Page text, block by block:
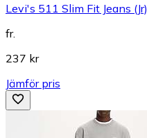
Levi's 511 Slim Fit Jeans (Jr)
fr.
237 kr
Jämför pris